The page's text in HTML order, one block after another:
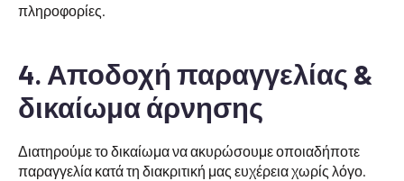
πληροφορίες.
4. Αποδοχή παραγγελίας &
δικαίωμα άρνησης
Διατηρούμε το δικαίωμα να ακυρώσουμε οποιαδήποτε
παραγγελία κατά τη διακριτική μας ευχέρεια χωρίς λόγο.